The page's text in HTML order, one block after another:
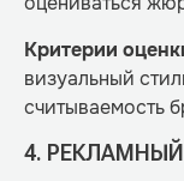
Критерии
визуальный
считываемость
4.